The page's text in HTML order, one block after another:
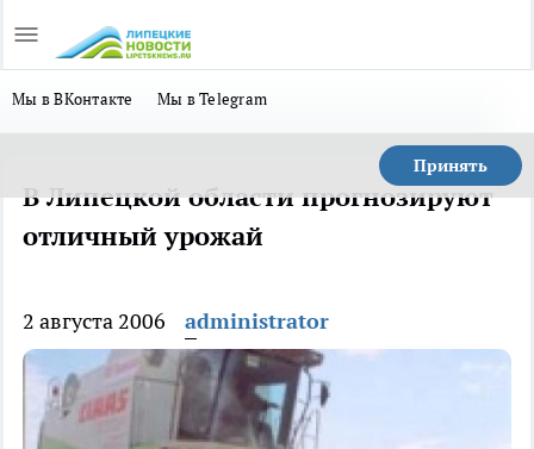
Мы в ВКонтакте Мы в Telegram
Принять
В Липецкой области прогнозируют
отличный урожай
2 августа 2006 administrator